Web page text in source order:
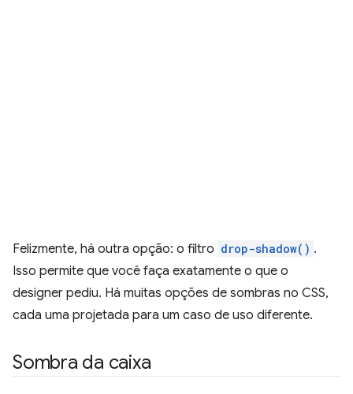
Felizmente, há outra opção: o filtro drop-shadow() .
Isso permite que você faça exatamente o que o
designer pediu. Há muitas opções de sombras no CSS,
cada uma projetada para um caso de uso diferente.
Sombra da caixa